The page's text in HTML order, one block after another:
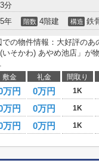
分
年 階数 4階建 構造 鉄
での物件情報：大好評の
いそかわ) あやめ池店」が
敷金 礼金 間取り
万円 0万円 1K
万円 0万円 1K
万円 0万円 1K